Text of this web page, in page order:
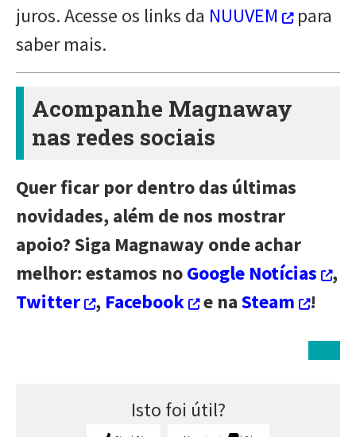
juros. Acesse os links da NUUVEM
para
saber mais.
Acompanhe Magnaway
nas redes sociais
Quer ficar por dentro das últimas
novidades, além de nos mostrar
apoio? Siga Magnaway onde achar
melhor: estamos noGoogle Notícias
,
Twitter
, Facebook e naSteam !
Isto foi útil?